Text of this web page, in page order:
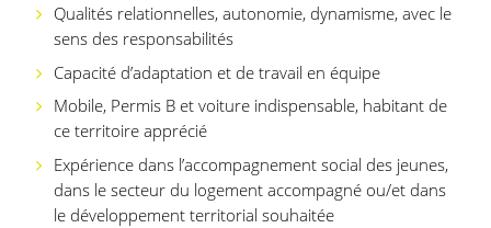
Qualités relationnelles, autonomie, dynamisme, avec le
sens des responsabilités
Capacité d’adaptation et de travail en équipe
Mobile, Permis B et voiture indispensable, habitant de
ce territoire apprécié
Expérience dans l’accompagnement social des jeunes,
dans le secteur du logement accompagné ou/et dans
le développement territorial souhaitée